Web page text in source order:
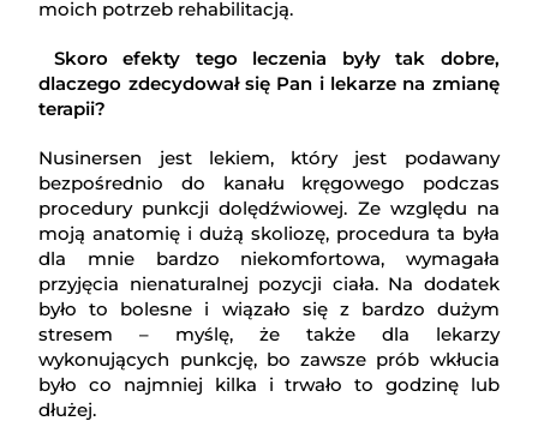
moich potrzeb rehabilitacją.
Skoro efekty tego leczenia były tak dobre,
dlaczego zdecydował się Pan i lekarze na zmianę
terapii?
Nusinersen jest lekiem, który jest podawany
bezpośrednio do kanału kręgowego podczas
procedury punkcji dolędźwiowej. Ze względu na
moją anatomię i dużą skoliozę, procedura ta była
dla mnie bardzo niekomfortowa, wymagała
przyjęcia nienaturalnej pozycji ciała. Na dodatek
było to bolesne i wiązało się z bardzo dużym
stresem – myślę, że także dla lekarzy
wykonujących punkcję, bo zawsze prób wkłucia
było co najmniej kilka i trwało to godzinę lub
dłużej.